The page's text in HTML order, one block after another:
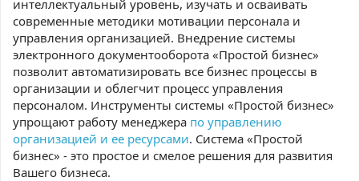
интеллектуальный уровень, изучать и осваивать
современные методики мотивации персонала и
управления организацией. Внедрение системы
электронного документооборота «Простой бизнес»
позволит автоматизировать все бизнес процессы в
организации и облегчит процесс управления
персоналом. Инструменты системы «Простой бизнес»
упрощают работу менеджера по управлению
организацией и ее ресурсами. Система «Простой
бизнес» - это простое и смелое решения для развития
Вашего бизнеса.